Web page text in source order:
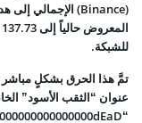
للشبكة.
عنوان “الثقب الأسود”
“0x000000000000000000000000000000000000dEaD”